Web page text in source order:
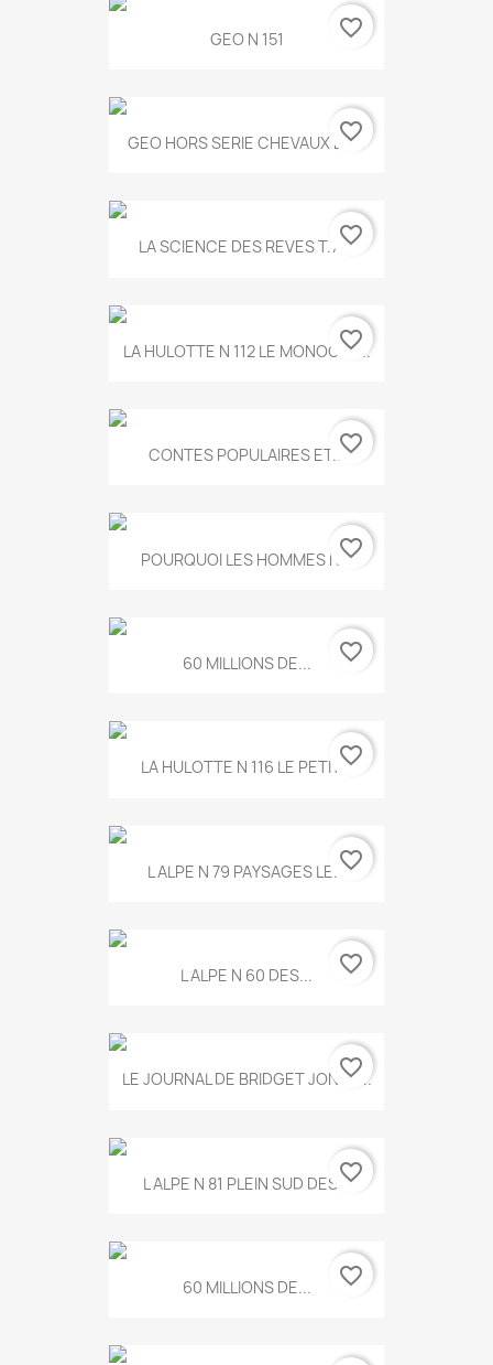
GEO N 151 favorite_border
GEO HORS SERIE CHEVAUX ET...
favorite_border
LA SCIENCE DES REVES T.787
favorite_border
LA HULOTTE N 112 LE MONOCLE...
favorite_border
CONTES POPULAIRES ET...favorite_border
POURQUOI LES HOMMES N...favorite_border
60 MILLIONS DE... favorite_border
LA HULOTTE N 116 LE PETIT...favorite_border
L ALPE N 79 PAYSAGES LE...favorite_border
L ALPE N 60 DES... favorite_border
LE JOURNAL DE BRIDGET JONES...
favorite_border
L ALPE N 81 PLEIN SUD DES...favorite_border
60 MILLIONS DE... favorite_border